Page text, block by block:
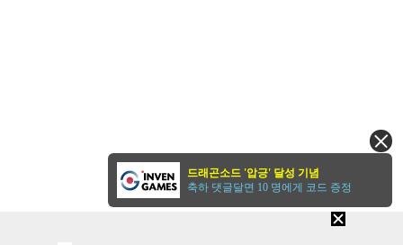
드래곤소드 '압긍' 달성 기념
축하 댓글달면 10 명에게 코드 증정